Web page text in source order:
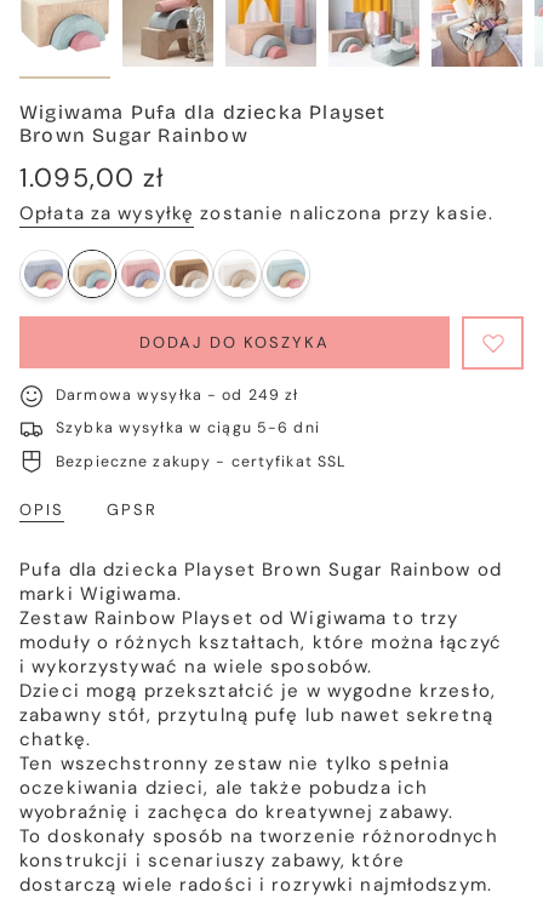
Wigiwama Pufa dla dziecka Playset
Brown Sugar Rainbow
Cena
regularna
1.095,00 zł
Opłata za wysyłkę zostanie naliczona przy kasie.
DODAJ DO KOSZYKA
Darmowa wysyłka - od 249 zł
Szybka wysyłka w ciągu 5-6 dni
Bezpieczne zakupy - certyfikat SSL
OPIS GPSR
Pufa dla dziecka Playset Brown Sugar Rainbow od
marki Wigiwama.
Zestaw Rainbow Playset od Wigiwama to trzy
moduły o różnych kształtach, które można łączyć
i wykorzystywać na wiele sposobów.
Dzieci mogą przekształcić je w wygodne krzesło,
zabawny stół, przytulną pufę lub nawet sekretną
chatkę.
Ten wszechstronny zestaw nie tylko spełnia
oczekiwania dzieci, ale także pobudza ich
wyobraźnię i zachęca do kreatywnej zabawy.
To doskonały sposób na tworzenie różnorodnych
konstrukcji i scenariuszy zabawy, które
dostarczą wiele radości i rozrywki najmłodszym.